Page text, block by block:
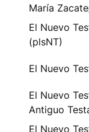
María
El Nuevo
(plsNT)
El Nuevo
El Nuevo
Antiguo
El Nuevo